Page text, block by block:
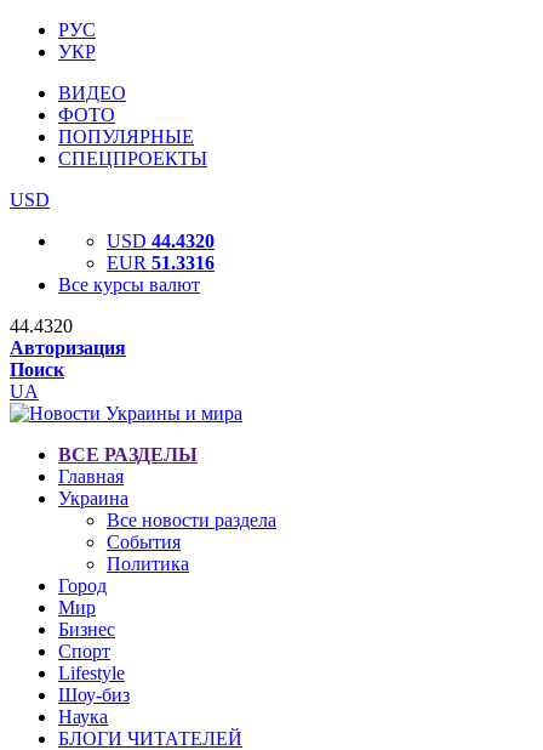
РУС
УКР
ВИДЕО
ФОТО
ПОПУЛЯРНЫЕ
СПЕЦПРОЕКТЫ
USD
USD 44.4320
EUR 51.3316
Все курсы валют
44.4320
Авторизация
Поиск
UA
ВСЕ РАЗДЕЛЫ
Главная
Украина
Все новости раздела
События
Политика
Город
Мир
Бизнес
Спорт
Lifestyle
Шоу-биз
Наука
БЛОГИ ЧИТАТЕЛЕЙ